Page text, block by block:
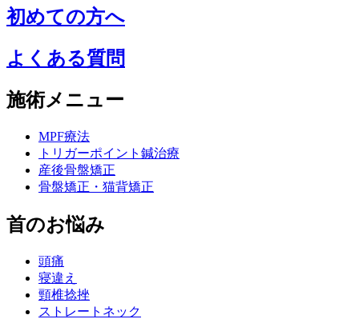
初めての方へ
よくある質問
施術メニュー
MPF療法
トリガーポイント鍼治療
産後骨盤矯正
骨盤矯正・猫背矯正
首のお悩み
頭痛
寝違え
頸椎捻挫
ストレートネック